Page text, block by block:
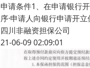
申请条件1、在申请银行
序·申请人向银行申请开
四川非融资担保公司
21-06-09 02:09:01